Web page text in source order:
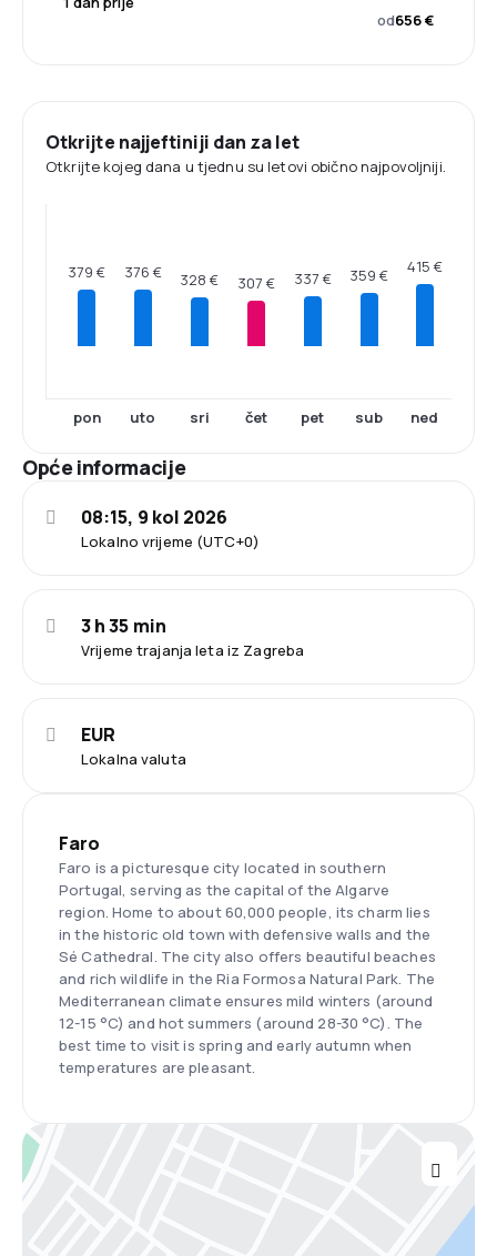
od656 €
Otkrijte najjeftiniji dan za let
Otkrijte kojeg dana u tjednu su letovi obično najpovoljniji.
379 €
pon
376 €
uto
328 €
sri
307 €
čet
337 €
pet
359 €
sub
415 €
ned
Opće informacije
Lokalno vrijeme (UTC+0)
08:15, 9 kol 2026
Vrijeme trajanja leta iz Zagreba
3 h 35 min
Lokalna valuta
EUR
Faro
Faro is a picturesque city located in southern
Portugal, serving as the capital of the Algarve
region. Home to about 60,000 people, its charm lies
in the historic old town with defensive walls and the
Sé Cathedral. The city also offers beautiful beaches
and rich wildlife in the Ria Formosa Natural Park. The
Mediterranean climate ensures mild winters (around
12-15 °C) and hot summers (around 28-30 °C). The
best time to visit is spring and early autumn when
temperatures are pleasant.